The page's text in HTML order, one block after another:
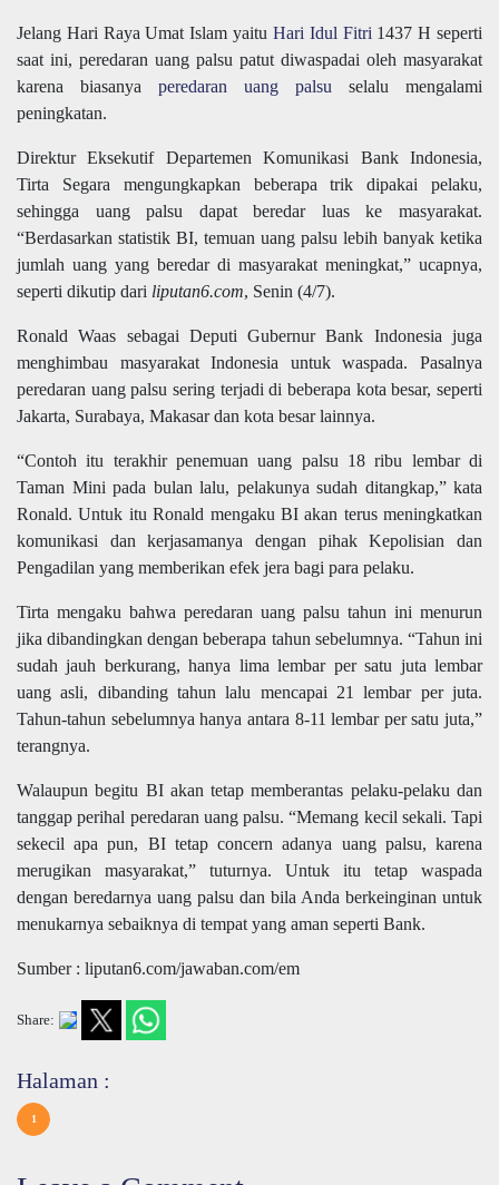
Jelang Hari Raya Umat Islam yaitu Hari Idul Fitri 1437 H seperti
saat ini, peredaran uang palsu patut diwaspadai oleh masyarakat
karena biasanya peredaran uang palsu selalu mengalami
peningkatan.
Direktur Eksekutif Departemen Komunikasi Bank Indonesia,
Tirta Segara mengungkapkan beberapa trik dipakai pelaku,
sehingga uang palsu dapat beredar luas ke masyarakat.
“Berdasarkan statistik BI, temuan uang palsu lebih banyak ketika
jumlah uang yang beredar di masyarakat meningkat,” ucapnya,
seperti dikutip dari liputan6.com, Senin (4/7).
Ronald Waas sebagai Deputi Gubernur Bank Indonesia juga
menghimbau masyarakat Indonesia untuk waspada. Pasalnya
peredaran uang palsu sering terjadi di beberapa kota besar, seperti
Jakarta, Surabaya, Makasar dan kota besar lainnya.
“Contoh itu terakhir penemuan uang palsu 18 ribu lembar di
Taman Mini pada bulan lalu, pelakunya sudah ditangkap,” kata
Ronald. Untuk itu Ronald mengaku BI akan terus meningkatkan
komunikasi dan kerjasamanya dengan pihak Kepolisian dan
Pengadilan yang memberikan efek jera bagi para pelaku.
Tirta mengaku bahwa peredaran uang palsu tahun ini menurun
jika dibandingkan dengan beberapa tahun sebelumnya. “Tahun ini
sudah jauh berkurang, hanya lima lembar per satu juta lembar
uang asli, dibanding tahun lalu mencapai 21 lembar per juta.
Tahun-tahun sebelumnya hanya antara 8-11 lembar per satu juta,”
terangnya.
Walaupun begitu BI akan tetap memberantas pelaku-pelaku dan
tanggap perihal peredaran uang palsu. “Memang kecil sekali. Tapi
sekecil apa pun, BI tetap concern adanya uang palsu, karena
merugikan masyarakat,” tuturnya. Untuk itu tetap waspada
dengan beredarnya uang palsu dan bila Anda berkeinginan untuk
menukarnya sebaiknya di tempat yang aman seperti Bank.
Sumber : liputan6.com/jawaban.com/em
Share:
Halaman :
1